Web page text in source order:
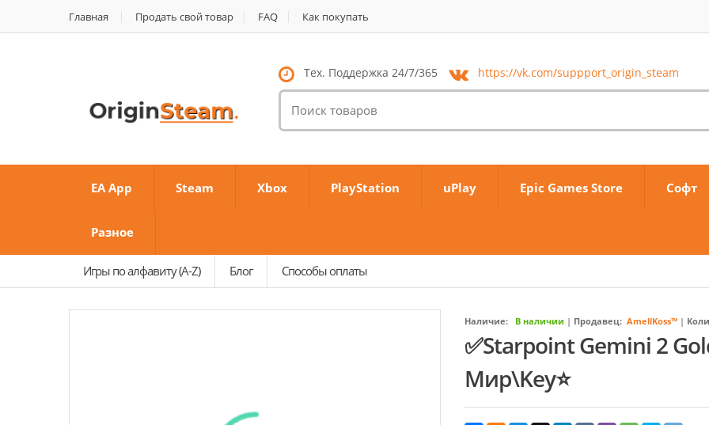
Главная Продать свой товар FAQ Как покупать
Тех. Поддержка 24/7/365 https://vk.com/suppport_origin_steam
Поиск
товаров:
EA App Steam Xbox PlayStation uPlay Epic Games Store Софт
Разное
Игры по алфавиту (A-Z) Блог Способы оплаты
Наличие: В наличии | Продавец: AmellKoss™ |
✅Starpoint Gemini 2
Мир\Key⭐